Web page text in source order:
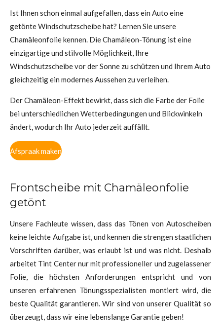
Ist Ihnen schon einmal aufgefallen, dass ein Auto eine
getönte Windschutzscheibe hat? Lernen Sie unsere
Chamäleonfolie kennen. Die Chamäleon-Tönung ist eine
einzigartige und stilvolle Möglichkeit, Ihre
Windschutzscheibe vor der Sonne zu schützen und Ihrem Auto
gleichzeitig ein modernes Aussehen zu verleihen.
Der Chamäleon-Effekt bewirkt, dass sich die Farbe der Folie
bei unterschiedlichen Wetterbedingungen und Blickwinkeln
ändert, wodurch Ihr Auto jederzeit auffällt.
Afspraak maken
Frontscheibe mit Chamäleonfolie
getönt
Unsere Fachleute wissen, dass das Tönen von Autoscheiben
keine leichte Aufgabe ist, und kennen die strengen staatlichen
Vorschriften darüber, was erlaubt ist und was nicht. Deshalb
arbeitet Tint Center nur mit professioneller und zugelassener
Folie, die höchsten Anforderungen entspricht und von
unseren erfahrenen Tönungsspezialisten montiert wird, die
beste Qualität garantieren. Wir sind von unserer Qualität so
überzeugt, dass wir eine lebenslange Garantie geben!